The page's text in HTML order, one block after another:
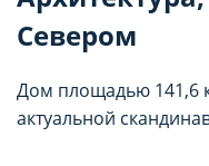
Севером
Дом площадью 141,6
актуальной